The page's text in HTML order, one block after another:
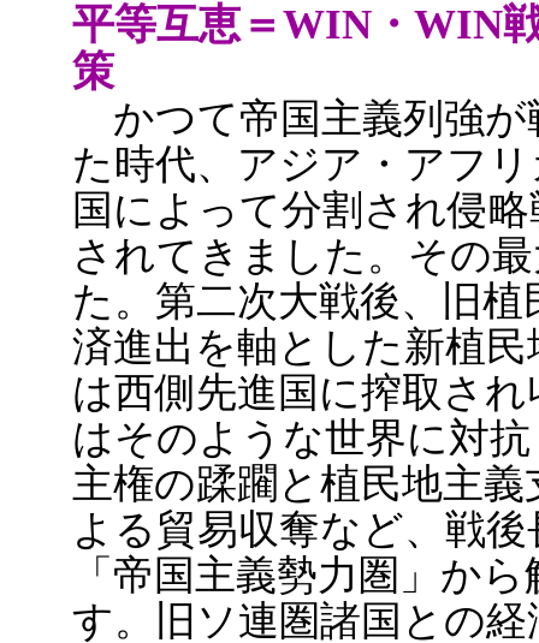
平等互恵＝WIN・WIN
策
かつて帝国主義列強が
た時代、アジア・アフ
国によって分割され侵
されてきました。その
た。第二次大戦後、旧
済進出を軸とした新植
は西側先進国に搾取さ
はそのような世界に対
主権の蹂躙と植民地主
よる貿易収奪など、戦
「帝国主義勢力圏」か
す。旧ソ連圏諸国との